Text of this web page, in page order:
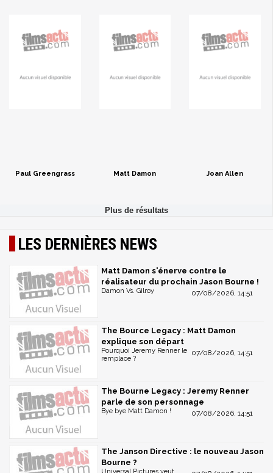
Paul Greengrass Matt Damon Joan Allen
LES DERNIÈRES NEWS
Matt Damon s'énerve contre le
réalisateur du prochain Jason Bourne !
07/08/2026, 14:51
Damon Vs. Gilroy
The Bource Legacy : Matt Damon
explique son départ
07/08/2026, 14:51
Pourquoi Jeremy Renner le
remplace ?
The Bourne Legacy : Jeremy Renner
parle de son personnage
07/08/2026, 14:51
Bye bye Matt Damon !
The Janson Directive : le nouveau Jason
Bourne ?
Universal Pictures veut